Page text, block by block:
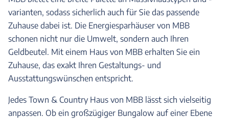
varianten, sodass sicherlich auch für Sie das passende
Zuhause dabei ist. Die Energiesparhäuser von MBB
schonen nicht nur die Umwelt, sondern auch Ihren
Geldbeutel. Mit einem Haus von MBB erhalten Sie ein
Zuhause, das exakt Ihren Gestaltungs- und
Ausstattungswünschen entspricht.
Jedes Town & Country Haus von MBB lässt sich vielseitig
anpassen. Ob ein großzügiger Bungalow auf einer Ebene